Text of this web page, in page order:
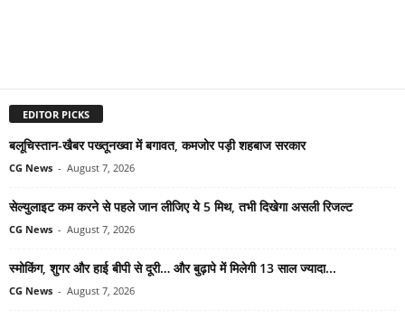
EDITOR PICKS
बलूचिस्तान-खैबर पख्तूनख्वा में बगावत, कमजोर पड़ी शहबाज सरकार
CG News - August 7, 2026
सेल्युलाइट कम करने से पहले जान लीजिए ये 5 मिथ, तभी दिखेगा असली रिजल्ट
CG News - August 7, 2026
स्मोकिंग, शुगर और हाई बीपी से दूरी… और बुढ़ापे में मिलेगी 13 साल ज्यादा...
CG News - August 7, 2026